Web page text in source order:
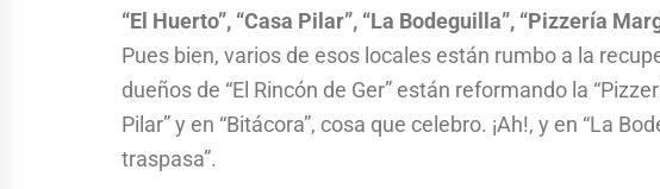
“El Huerto”, “Casa Pilar”, “La Bodeguilla”, “Pizzería
Pues bien, varios de esos locales están rumbo a la
dueños de “El Rincón de Ger” están reformando la
Pilar” y en “Bitácora”, cosa que celebro. ¡Ah!, y en “La
traspasa”.